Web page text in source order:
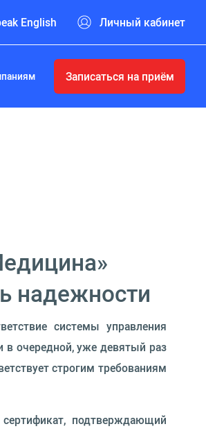
English Личный кабинет
Записаться на приём
надежности
системы управления
в очередной, уже девятый раз
строгим требованиям
подтверждающий